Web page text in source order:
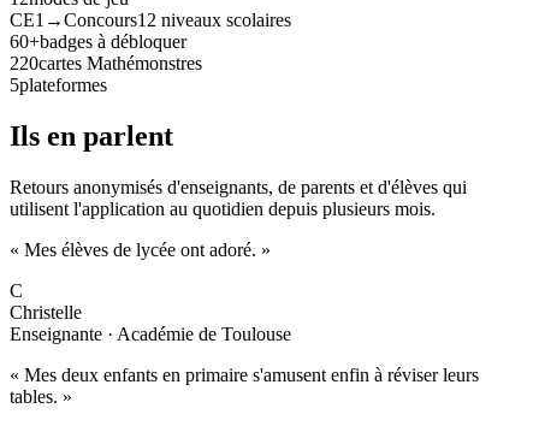
CE1→Concours12 niveaux scolaires
60+badges à débloquer
220cartes Mathémonstres
5plateformes
Ils en parlent
Retours anonymisés d'enseignants, de parents et d'élèves qui
utilisent l'application au quotidien depuis plusieurs mois.
« Mes élèves de lycée ont adoré. »
C
Christelle
Enseignante · Académie de Toulouse
« Mes deux enfants en primaire s'amusent enfin à réviser leurs
tables. »